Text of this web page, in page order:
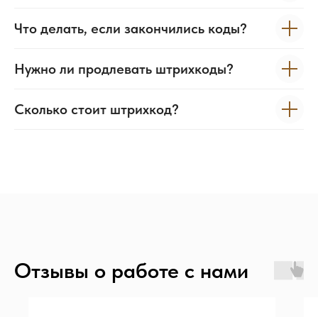
Что делать, если закончились коды?
Нужно ли продлевать штрихкоды?
Сколько стоит штрихкод?
Отзывы о работе с нами